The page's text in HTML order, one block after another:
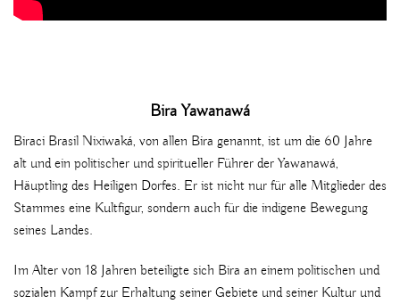
Bira Yawanawá
Biraci Brasil Nixiwaká, von allen Bira genannt, ist um die 60 Jahre
alt und ein politischer und spiritueller Führer der Yawanawá,
Häuptling des Heiligen Dorfes. Er ist nicht nur für alle Mitglieder des
Stammes eine Kultfigur, sondern auch für die indigene Bewegung
seines Landes.
Im Alter von 18 Jahren beteiligte sich Bira an einem politischen und
sozialen Kampf zur Erhaltung seiner Gebiete und seiner Kultur und